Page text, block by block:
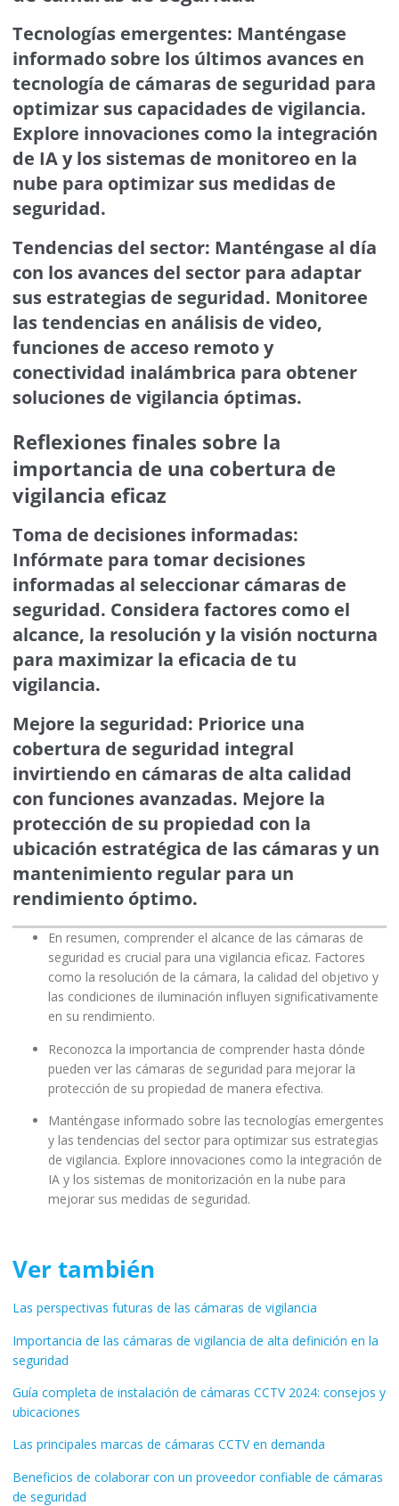
Tecnologías emergentes: Manténgase
informado sobre los últimos avances en
tecnología de cámaras de seguridad para
optimizar sus capacidades de vigilancia.
Explore innovaciones como la integración
de IA y los sistemas de monitoreo en la
nube para optimizar sus medidas de
seguridad.
Tendencias del sector: Manténgase al día
con los avances del sector para adaptar
sus estrategias de seguridad. Monitoree
las tendencias en análisis de video,
funciones de acceso remoto y
conectividad inalámbrica para obtener
soluciones de vigilancia óptimas.
Reflexiones finales sobre la
importancia de una cobertura de
vigilancia eficaz
Toma de decisiones informadas:
Infórmate para tomar decisiones
informadas al seleccionar cámaras de
seguridad. Considera factores como el
alcance, la resolución y la visión nocturna
para maximizar la eficacia de tu
vigilancia.
Mejore la seguridad: Priorice una
cobertura de seguridad integral
invirtiendo en cámaras de alta calidad
con funciones avanzadas. Mejore la
protección de su propiedad con la
ubicación estratégica de las cámaras y un
mantenimiento regular para un
rendimiento óptimo.
En resumen, comprender el alcance de las cámaras de
seguridad es crucial para una vigilancia eficaz. Factores
como la resolución de la cámara, la calidad del objetivo y
las condiciones de iluminación influyen significativamente
en su rendimiento.
Reconozca la importancia de comprender hasta dónde
pueden ver las cámaras de seguridad para mejorar la
protección de su propiedad de manera efectiva.
Manténgase informado sobre las tecnologías emergentes
y las tendencias del sector para optimizar sus estrategias
de vigilancia. Explore innovaciones como la integración de
IA y los sistemas de monitorización en la nube para
mejorar sus medidas de seguridad.
Ver también
Las perspectivas futuras de las cámaras de vigilancia
Importancia de las cámaras de vigilancia de alta definición en la
seguridad
Guía completa de instalación de cámaras CCTV 2024: consejos y
ubicaciones
Las principales marcas de cámaras CCTV en demanda
Beneficios de colaborar con un proveedor confiable de cámaras
de seguridad